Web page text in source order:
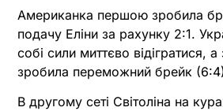
Американка першою зробила
подачу Еліни за рахунку 2:1.
собі сили миттєво відігратися,
зробила переможний брейк
В другому сеті Світоліна на